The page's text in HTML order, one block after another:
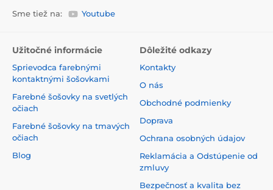
Sme tiež na: Youtube
Užitočné informácie
Sprievodca farebnými
kontaktnými šošovkami
Farebné šošovky na svetlých
očiach
Farebné šošovky na tmavých
očiach
Blog
Dôležité odkazy
Kontakty
O nás
Obchodné podmienky
Doprava
Ochrana osobných údajov
Reklamácia a Odstúpenie od
zmluvy
Bezpečnosť a kvalita bez